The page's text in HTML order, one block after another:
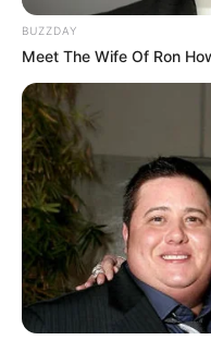
BUZZDAY
Meet The Wife Of Ron